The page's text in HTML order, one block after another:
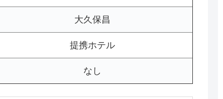
大久保昌
提携ホテル
なし